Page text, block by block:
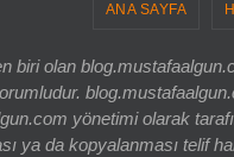
ANA SAYFA
biri olan
yönetimi olarak
ya da kopyalanması telif